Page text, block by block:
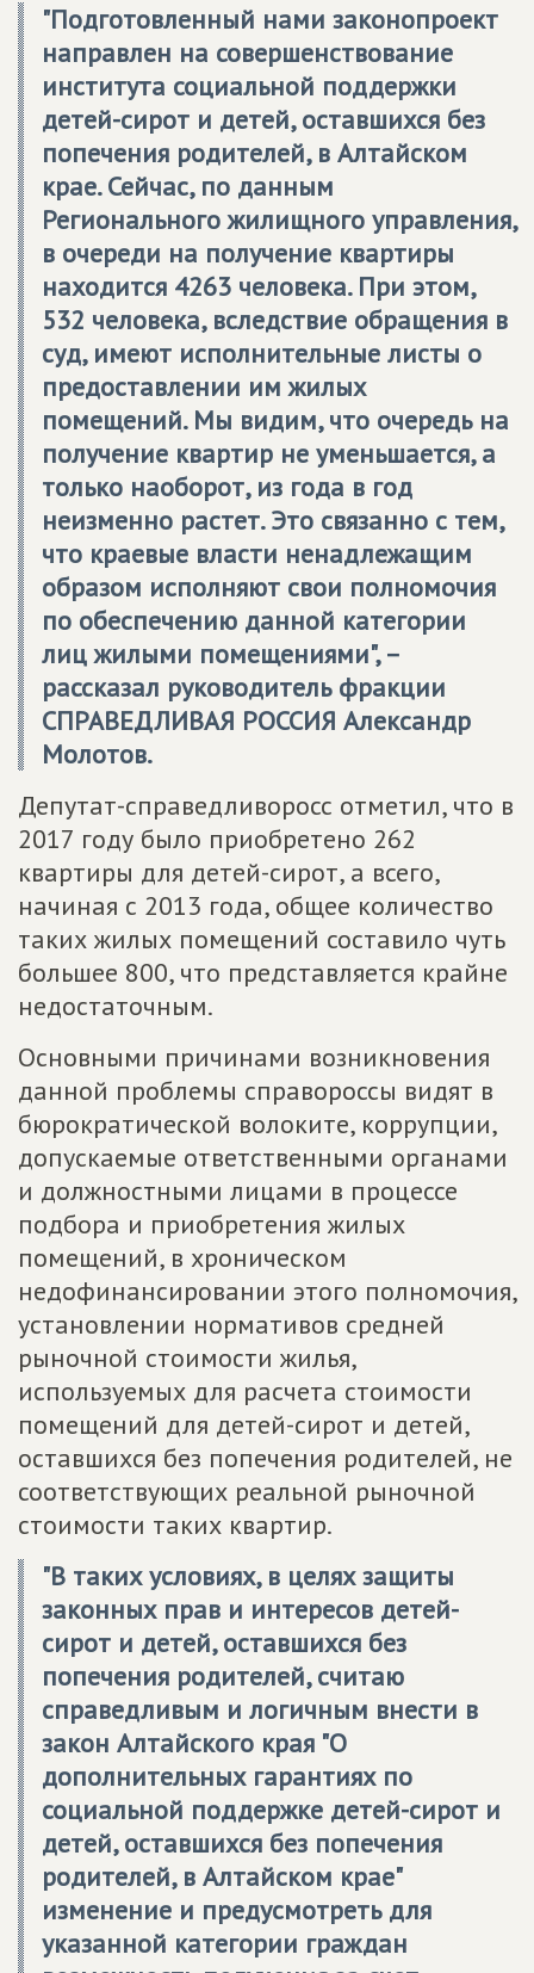
"Подготовленный нами законопроект
направлен на совершенствование
института социальной поддержки
детей-сирот и детей, оставшихся без
попечения родителей, в Алтайском
крае. Сейчас, по данным
Регионального жилищного управления,
в очереди на получение квартиры
находится 4263 человека. При этом,
532 человека, вследствие обращения в
суд, имеют исполнительные листы о
предоставлении им жилых
помещений. Мы видим, что очередь на
получение квартир не уменьшается, а
только наоборот, из года в год
неизменно растет. Это связанно с тем,
что краевые власти ненадлежащим
образом исполняют свои полномочия
по обеспечению данной категории
лиц жилыми помещениями", –
рассказал руководитель фракции
СПРАВЕДЛИВАЯ РОССИЯ Александр
Молотов.
Депутат-справедливоросс отметил, что в
2017 году было приобретено 262
квартиры для детей-сирот, а всего,
начиная с 2013 года, общее количество
таких жилых помещений составило чуть
большее 800, что представляется крайне
недостаточным.
Основными причинами возникновения
данной проблемы справороссы видят в
бюрократической волоките, коррупции,
допускаемые ответственными органами
и должностными лицами в процессе
подбора и приобретения жилых
помещений, в хроническом
недофинансировании этого полномочия,
установлении нормативов средней
рыночной стоимости жилья,
используемых для расчета стоимости
помещений для детей-сирот и детей,
оставшихся без попечения родителей, не
соответствующих реальной рыночной
стоимости таких квартир.
"В таких условиях, в целях защиты
законных прав и интересов детей-
сирот и детей, оставшихся без
попечения родителей, считаю
справедливым и логичным внести в
закон Алтайского края "О
дополнительных гарантиях по
социальной поддержке детей-сирот и
детей, оставшихся без попечения
родителей, в Алтайском крае"
изменение и предусмотреть для
указанной категории граждан